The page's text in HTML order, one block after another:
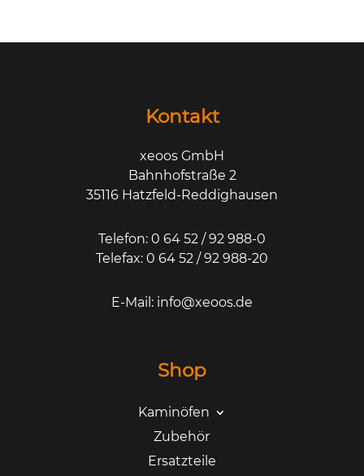
Kontakt
xeoos GmbH
Bahnhofstraße 2
35116 Hatzfeld-Reddighausen
Telefon: 0 64 52 / 92 988-0
Telefax: 0 64 52 / 92 988-20
E-Mail: info@xeoos.de
Shop
Kaminöfen
Zubehör
Ersatzteile